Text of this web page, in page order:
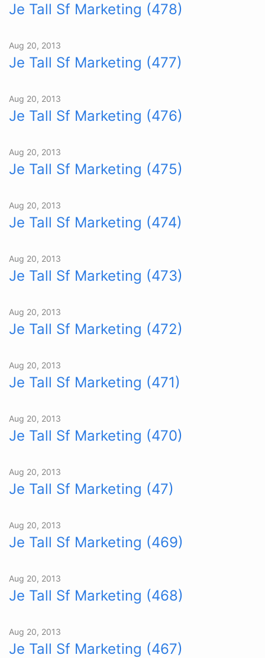
Je Tall Sf Marketing (478)
Aug 20, 2013
Je Tall Sf Marketing (477)
Aug 20, 2013
Je Tall Sf Marketing (476)
Aug 20, 2013
Je Tall Sf Marketing (475)
Aug 20, 2013
Je Tall Sf Marketing (474)
Aug 20, 2013
Je Tall Sf Marketing (473)
Aug 20, 2013
Je Tall Sf Marketing (472)
Aug 20, 2013
Je Tall Sf Marketing (471)
Aug 20, 2013
Je Tall Sf Marketing (470)
Aug 20, 2013
Je Tall Sf Marketing (47)
Aug 20, 2013
Je Tall Sf Marketing (469)
Aug 20, 2013
Je Tall Sf Marketing (468)
Aug 20, 2013
Je Tall Sf Marketing (467)